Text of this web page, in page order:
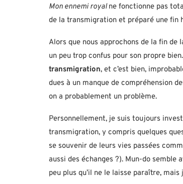
Mon ennemi royalne fonctionne pas
de la transmigration et préparé une fin
Alors que nous approchons de la fin de
un peu trop confus pour son propre
transmigration, et c’est bien,
dues à un manque de compréhension
on a probablement un problème.
Personnellement, je suis toujours
transmigration, y compris quelques
se souvenir de leurs vies passées
aussi des échanges ?). Mun-do
peu plus qu’il ne le laisse paraître,